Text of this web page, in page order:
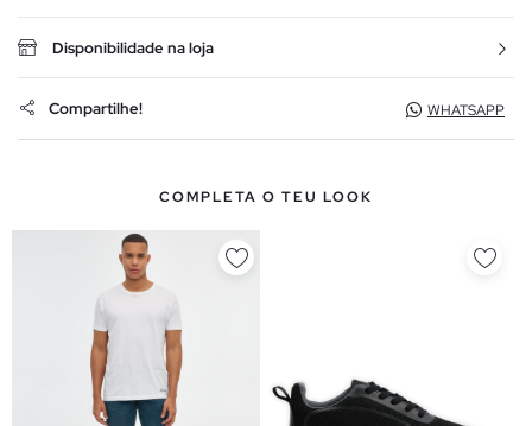
Disponibilidade na loja
Compartilhe! WHATSAPP
COMPLETA O TEU LOOK